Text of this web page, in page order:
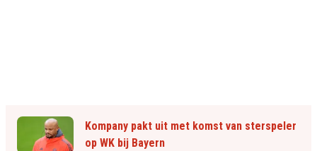
Kompany pakt uit met komst van sterspeler
op WK bij Bayern